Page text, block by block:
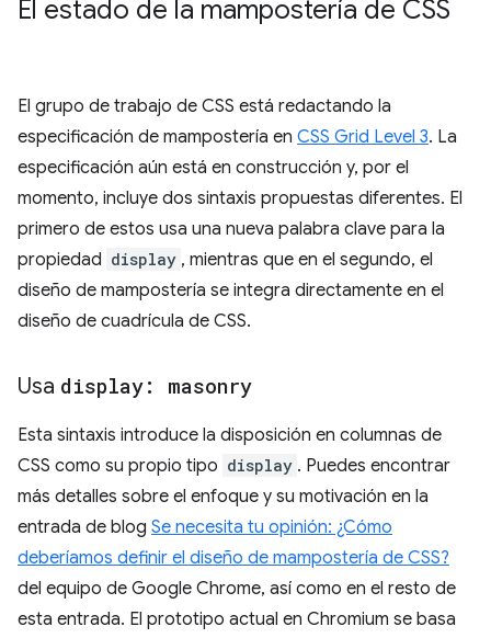
El estado de la mampostería de CSS
El grupo de trabajo de CSS está redactando la
especificación de mampostería en CSS Grid Level 3. La
especificación aún está en construcción y, por el
momento, incluye dos sintaxis propuestas diferentes. El
primero de estos usa una nueva palabra clave para la
propiedad display , mientras que en el segundo, el
diseño de mampostería se integra directamente en el
diseño de cuadrícula de CSS.
Usa display: masonry
Esta sintaxis introduce la disposición en columnas de
CSS como su propio tipo display . Puedes encontrar
más detalles sobre el enfoque y su motivación en la
entrada de blog Se necesita tu opinión: ¿Cómo
deberíamos definir el diseño de mampostería de CSS?
del equipo de Google Chrome, así como en el resto de
esta entrada. El prototipo actual en Chromium se basa